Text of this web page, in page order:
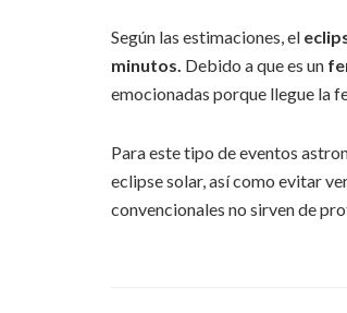
Según las estimaciones, el
minutos. Debido a que es un
emocionadas porque llegue la
Para este tipo de eventos
eclipse solar, así como evitar
convencionales no sirven de